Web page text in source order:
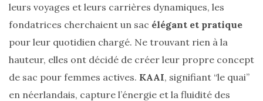
Actualités
beauté
Conseils
beauté
leurs voyages et leurs carrières dynamiques, les
fondatrices cherchaient un sac élégant et pratique
pour leur quotidien chargé. Ne trouvant rien à la
hauteur, elles ont décidé de créer leur propre concept
de sac pour femmes actives. KAAI, signifiant “le quai”
en néerlandais, capture l’énergie et la fluidité des